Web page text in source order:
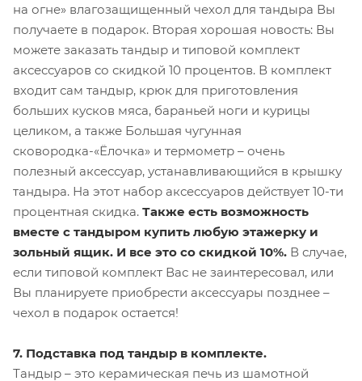
на огне» влагозащищенный чехол для тандыра Вы
получаете в подарок. Вторая хорошая новость: Вы
можете заказать тандыр и типовой комплект
аксессуаров со скидкой 10 процентов. В комплект
входит сам тандыр, крюк для приготовления
больших кусков мяса, бараньей ноги и курицы
целиком, а также Большая чугунная
сковородка-«Ёлочка» и термометр – очень
полезный аксессуар, устанавливающийся в крышку
тандыра. На этот набор аксессуаров действует 10-ти
процентная скидка. Также есть возможность
вместе с тандыром купить любую этажерку и
зольный ящик. И все это со скидкой 10%. В случае,
если типовой комплект Вас не заинтересовал, или
Вы планируете приобрести аксессуары позднее –
чехол в подарок остается!
7. Подставка под тандыр в комплекте.
Тандыр – это керамическая печь из шамотной